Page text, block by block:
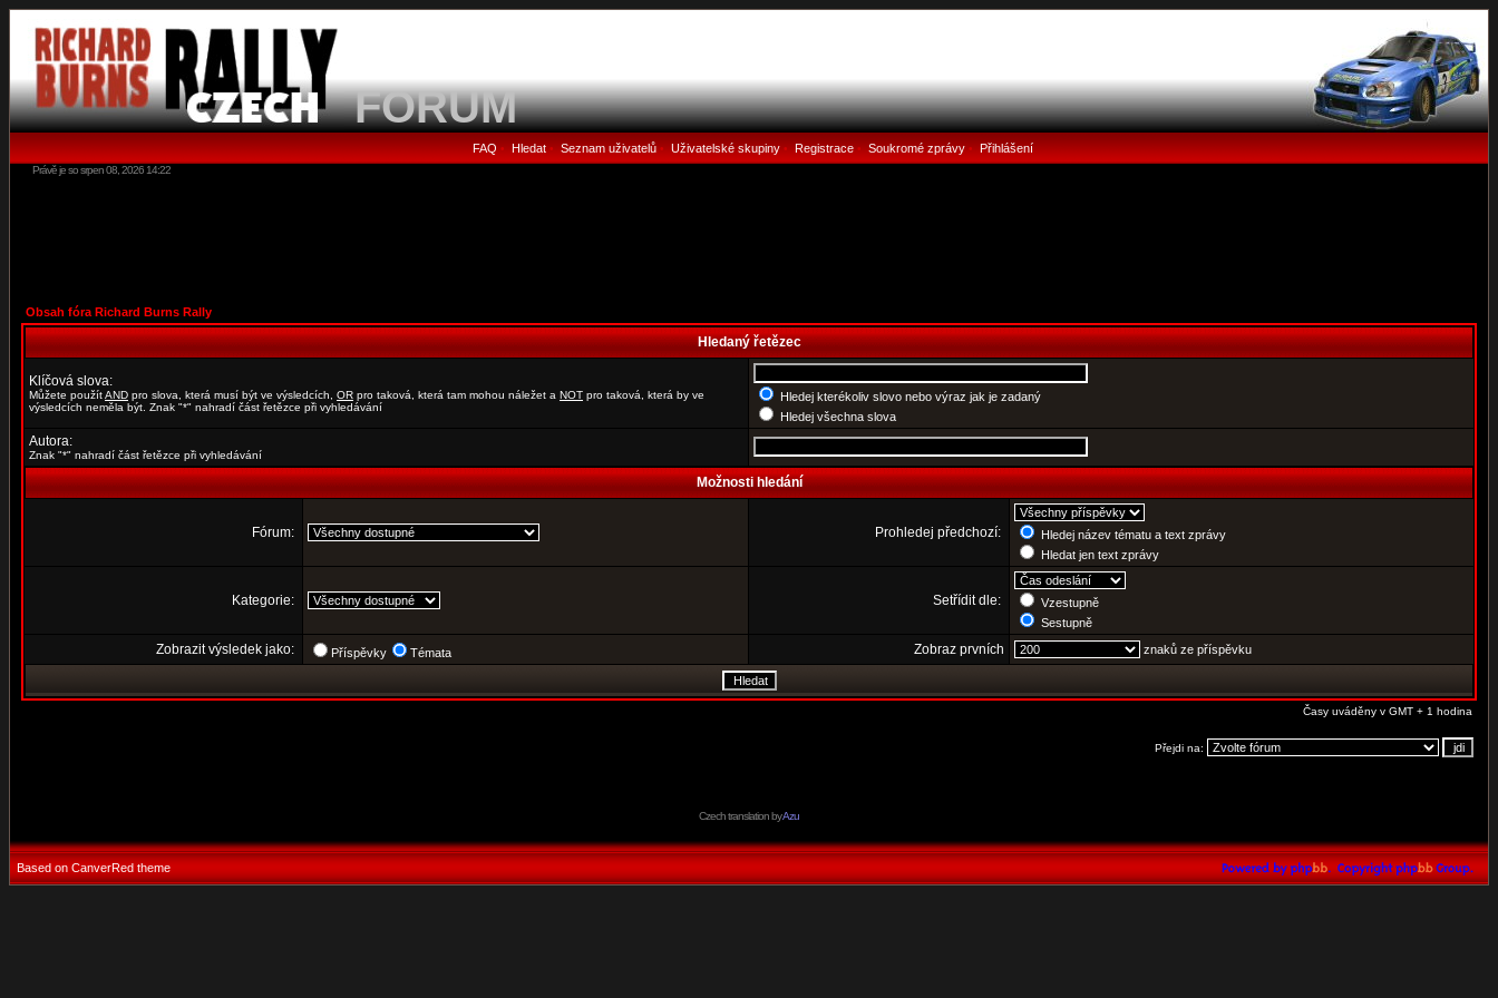
FORUM
FAQ • Hledat• Seznam uživatelů• Uživatelské skupiny• Registrace• Soukromé zprávy• Přihlášení
Právě je so srpen 08, 2026 14:22
Obsah fóra Richard Burns Rally
Hledaný řetězec
Klíčová slova:
Můžete použítAND pro slova, která musí být ve výsledcích, OR pro taková, která tam mohou náležet a NOT pro taková, která by ve
výsledcích neměla být. Znak "*" nahradí část řetězce při vyhledávání
Hledej kterékoliv slovo nebo výraz jak je zadaný
Hledej všechna slova
Autora:
Znak "*" nahradí část řetězce při vyhledávání
Možnosti hledání
Fórum: Prohledej předchozí:
Hledej název tématu a text zprávy
Hledat jen text zprávy
Kategorie: Setřídit dle:
Vzestupně
Sestupně
Zobrazit výsledek jako: Příspěvky Témata Zobraz prvních znaků ze příspěvku
Časy uváděny v GMT + 1 hodina
Přejdi na:
Czech translation byAzu
Based on CanverRed theme